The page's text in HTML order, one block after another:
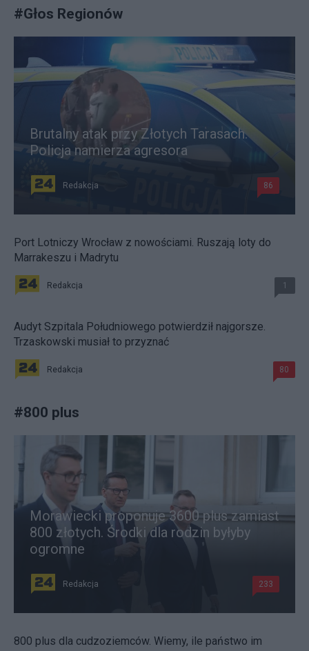
#Głos Regionów
Brutalny atak przy Złotych Tarasach.
Policja namierza agresora
Redakcja 86
Port Lotniczy Wrocław z nowościami. Ruszają loty do
Marrakeszu i Madrytu
Redakcja 1
Audyt Szpitala Południowego potwierdził najgorsze.
Trzaskowski musiał to przyznać
Redakcja 80
#800 plus
Morawiecki proponuje 3600 plus zamiast
800 złotych. Środki dla rodzin byłyby
ogromne
Redakcja 233
800 plus dla cudzoziemców. Wiemy, ile państwo im